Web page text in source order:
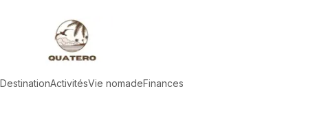
DestinationActivitésVie nomadeFinances